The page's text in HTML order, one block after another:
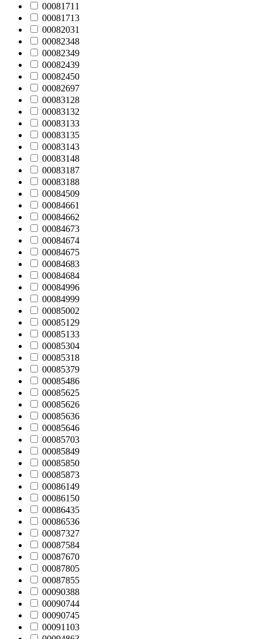
00081711
00081713
00082031
00082348
00082349
00082439
00082450
00082697
00083128
00083132
00083133
00083135
00083143
00083148
00083187
00083188
00084509
00084661
00084662
00084673
00084674
00084675
00084683
00084684
00084996
00084999
00085002
00085129
00085133
00085304
00085318
00085379
00085486
00085625
00085626
00085636
00085646
00085703
00085849
00085850
00085873
00086149
00086150
00086435
00086536
00087327
00087584
00087670
00087805
00087855
00090388
00090744
00090745
00091103